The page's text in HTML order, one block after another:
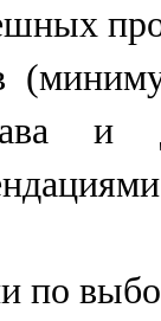
и
по